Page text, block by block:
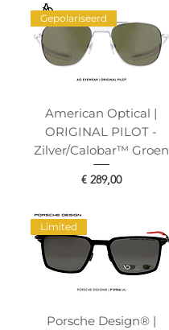
Gepolariseerd
American Optical |
ORIGINAL PILOT -
Zilver/Calobar™ Groen
Prijs
€ 289,00
Limited
Porsche Design® |